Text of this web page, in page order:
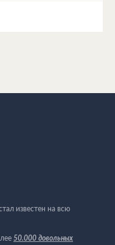
известен на всю
50.000 довольных